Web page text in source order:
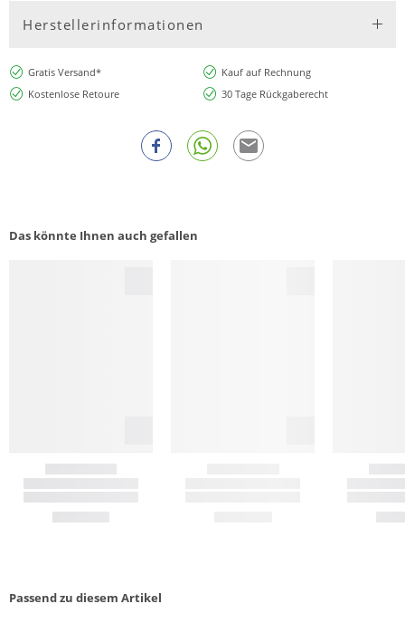
Herstellerinformationen
Gratis Versand*
Kauf auf Rechnung
Kostenlose Retoure
30 Tage Rückgaberecht
Das könnte Ihnen auch gefallen
Passend zu diesem Artikel